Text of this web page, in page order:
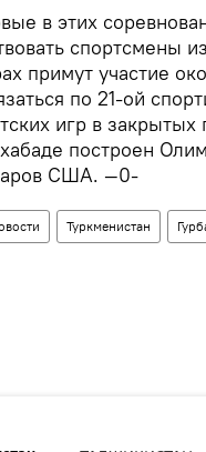
в этих
спортсмены
примут участие
по 21-ой
игр в
построен
США. —0-
Туркменистан